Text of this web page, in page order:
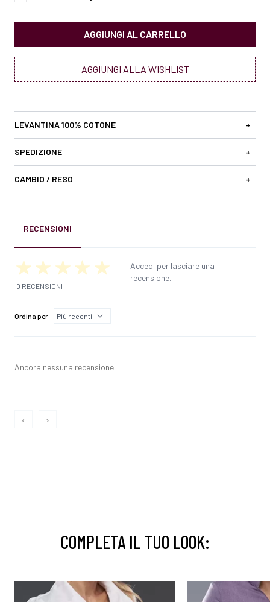
AGGIUNGI AL CARRELLO
AGGIUNGI ALLA WISHLIST
LEVANTINA 100% COTONE +
SPEDIZIONE +
CAMBIO / RESO +
RECENSIONI
0 RECENSIONI
Accedi per lasciare una
recensione.
Ordina per
Ancora nessuna recensione.
‹ ›
COMPLETA IL TUO LOOK: